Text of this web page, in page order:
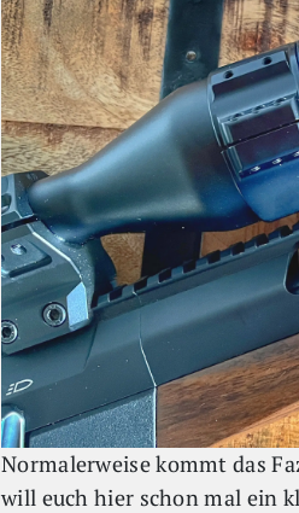
Normalerweise kommt das
will euch hier schon mal ein